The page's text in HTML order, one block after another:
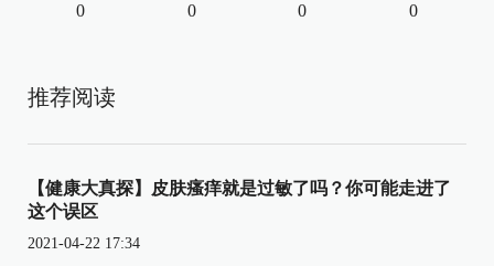
0 0 0 0
推荐阅读
【健康大真探】皮肤瘙痒就是过敏了吗？你可能走进了
这个误区
2021-04-22 17:34